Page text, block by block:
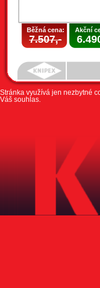
Běžná cena:
7.507,-
Akční
Stránka využívá jen nezbytné
Váš souhlas.